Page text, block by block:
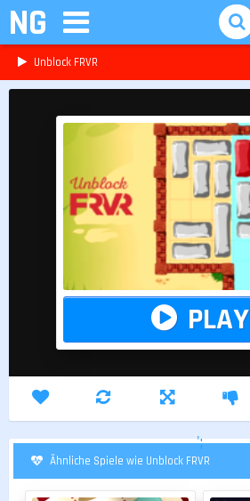
NG
Unblock FRVR
PLAY
';
Ähnliche Spiele wie Unblock FRVR